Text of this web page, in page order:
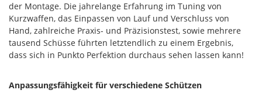
der Montage. Die jahrelange Erfahrung im Tuning von
Kurzwaffen, das Einpassen von Lauf und Verschluss von
Hand, zahlreiche Praxis- und Präzisionstest, sowie mehrere
tausend Schüsse führten letztendlich zu einem Ergebnis,
dass sich in Punkto Perfektion durchaus sehen lassen kann!
Anpassungsfähigkeit für verschiedene Schützen